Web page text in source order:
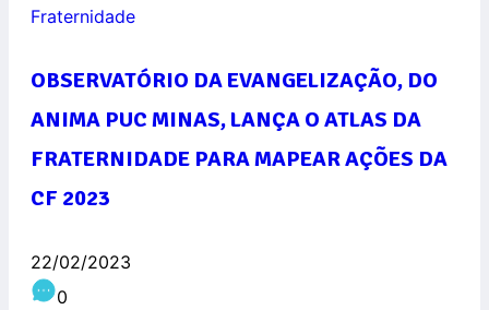
Fraternidade
OBSERVATÓRIO DA EVANGELIZAÇÃO, DO
ANIMA PUC MINAS, LANÇA O ATLAS DA
FRATERNIDADE PARA MAPEAR AÇÕES DA
CF 2023
22/02/2023
0